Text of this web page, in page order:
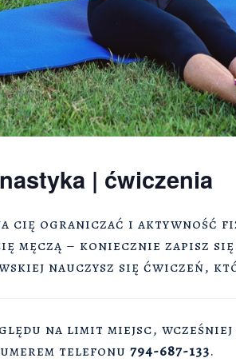
| ćwiczenia
cię ograniczać i aktywność
męczą – koniecznie zapisz
nauczysz się ćwiczeń,
na limit miejsc,
telefonu 794-687-133.